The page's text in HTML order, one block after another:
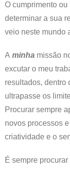
O cumprimento
determinar a sua
veio neste mundo
A minha missão
excutar o meu
resultados, dentro
ultrapasse os
Procurar sempre
novos processos
criatividade e o
É sempre